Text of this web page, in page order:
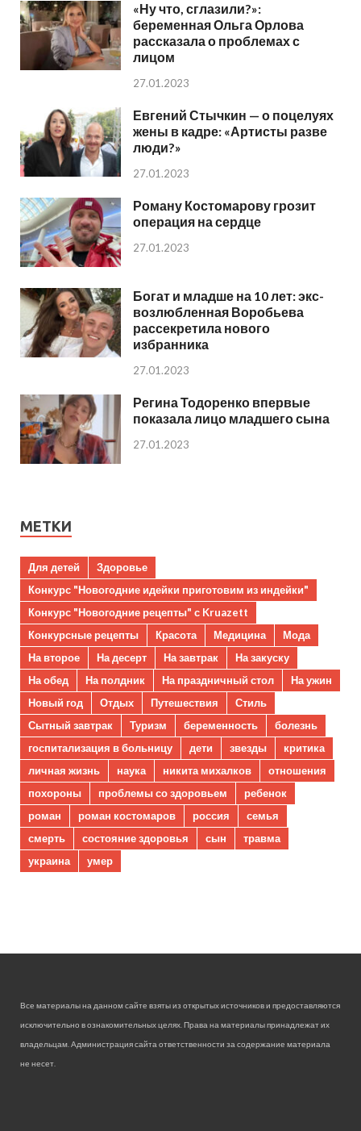
«Ну что, сглазили?»:
беременная Ольга Орлова
рассказала о проблемах с
лицом
27.01.2023
Евгений Стычкин — о поцелуях
жены в кадре: «Артисты разве
люди?»
27.01.2023
Роману Костомарову грозит
операция на сердце
27.01.2023
Богат и младше на 10 лет: экс-
возлюбленная Воробьева
рассекретила нового
избранника
27.01.2023
Регина Тодоренко впервые
показала лицо младшего сына
27.01.2023
МЕТКИ
Для детей
Здоровье
Конкурс "Новогодние идейки приготовим из индейки"
Конкурс "Новогодние рецепты" с Kruazett
Конкурсные рецепты
Красота Медицина
Мода
На второе
На десерт На завтрак
На закуску
На обед
На полдник На праздничный стол
На ужин
Новый год
Отдых Путешествия
Стиль
Сытный завтрак
Туризм беременность
болезнь
госпитализация в больницу
дети звезды
критика
личная жизнь
наука никита михалков
отношения
похороны
проблемы со здоровьем
ребенок
роман
роман костомаров россия
семья
смерть
состояние здоровья сын
травма
украина
умер
Все материалы на данном сайте взяты из открытых источников и предоставляются
исключительно в ознакомительных целях. Права на материалы принадлежат их
владельцам. Администрация сайта ответственности за содержание материала
не несет.